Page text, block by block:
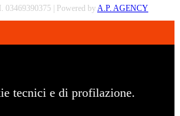
03469390375 | Powered by A.P. AGENCY
tecnici e di profilazione.